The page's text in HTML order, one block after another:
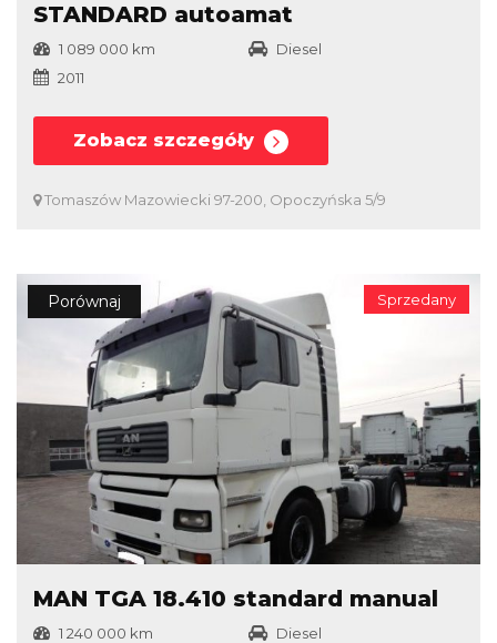
STANDARD autoamat
1 089 000 km
Diesel
2011
Zobacz szczegóły
Tomaszów Mazowiecki 97-200, Opoczyńska 5/9
Sprzedany
Porównaj
MAN TGA 18.410 standard manual
1 240 000 km
Diesel